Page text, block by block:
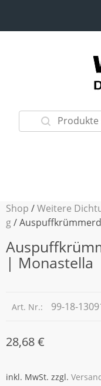
Shop /Weitere
g/
| Monastella
Art. Nr.: 99-18-
28,68€
inkl. MwSt. zzgl.